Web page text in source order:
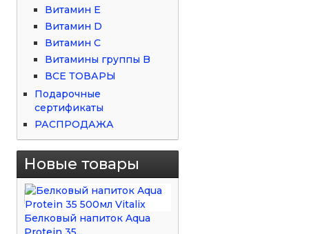
Витамин Е
Витамин D
Витамин С
Витамины группы B
ВСЕ ТОВАРЫ
Подарочные
сертификаты
РАСПРОДАЖА
Новые товары
Белковый напиток Aqua